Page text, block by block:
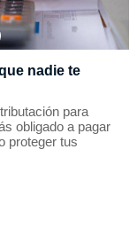
nadie te
para
obligado a pagar
proteger tus